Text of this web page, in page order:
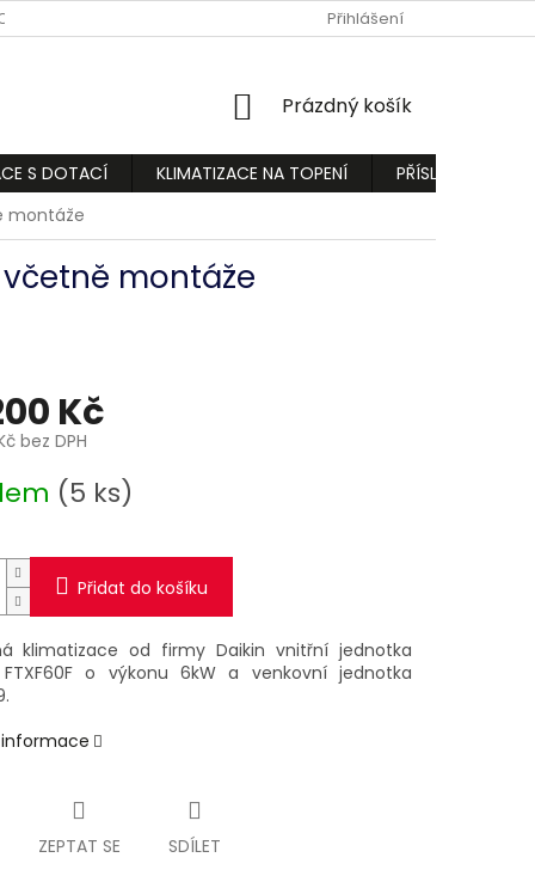
PODMÍNKY OCHRANY OSOBNÍCH ÚDAJŮ
Přihlášení
NÁKUPNÍ
Prázdný košík
S DOTACÍ KLIMATIZACE NA TOPENÍ
PŘÍSLUŠENSTVÍ
montáže
včetně montáže
Kč
bez DPH
(5 ks)
Přidat do košíku
klimatizace od firmy Daikin vnitřní jednotka
o výkonu 6kW a venkovní jednotka
ZEPTAT SE SDÍLET